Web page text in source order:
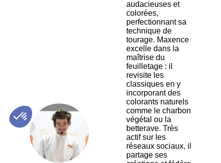
ML
audacieuses et
colorées,
perfectionnant sa
technique de
tourage. Maxence
excelle dans la
maîtrise du
feuilletage : il
revisite les
classiques en y
incorporant des
colorants naturels
comme le charbon
végétal ou la
betterave. Très
actif sur les
réseaux sociaux, il
partage ses